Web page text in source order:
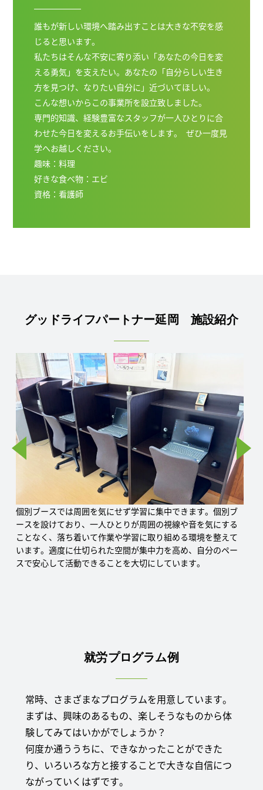
誰もが新しい環境へ踏み出すことは大きな不安を感
じると思います。
私たちはそんな不安に寄り添い「あなたの今日を変
える勇気」を支えたい。あなたの「自分らしい生き
方を見つけ、なりたい自分に」近づいてほしい。
こんな想いからこの事業所を設立致しました。
専門的知識、経験豊富なスタッフが一人ひとりに合
わせた今日を変えるお手伝いをします。 ぜひ一度見
学へお越しください。
趣味：料理
好きな食べ物：エビ
資格：看護師
グッドライフパートナー延岡 施設紹介
個別ブースでは周囲を気にせず学習に集中できます。個別ブ
ースを設けており、一人ひとりが周囲の視線や音を気にする
ことなく、落ち着いて作業や学習に取り組める環境を整えて
います。適度に仕切られた空間が集中力を高め、自分のペー
スで安心して活動できることを大切にしています。
就労プログラム例
常時、さまざまなプログラムを用意しています。
まずは、興味のあるもの、楽しそうなものから体
験してみてはいかがでしょうか？
何度か通ううちに、できなかったことができた
り、いろいろな方と接することで大きな自信につ
ながっていくはずです。